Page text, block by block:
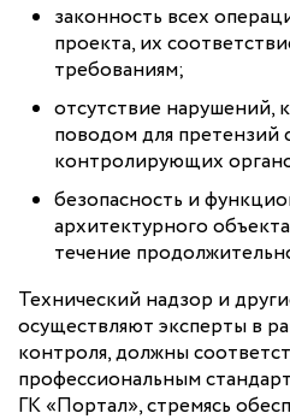
законность всех
проекта, их
требованиям;
отсутствие нарушений,
поводом для претензий
контролирующих
безопасность и
архитектурного
течение
Технический надзор и
осуществляют эксперты в
контроля, должны
профессиональным
ГК «Портал», стремясь